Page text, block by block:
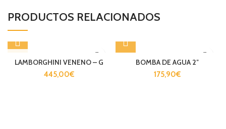
PRODUCTOS RELACIONADOS
LAMBORGHINI VENENO – G
445,00€
BOMBA DE AGUA 2″
175,90€